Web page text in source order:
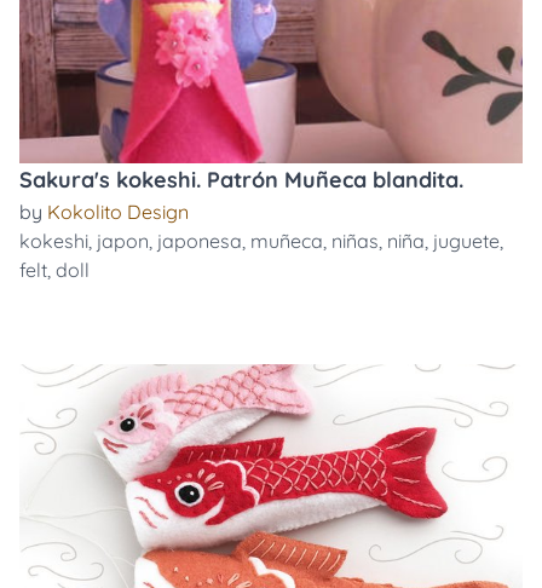
Sakura's kokeshi. Patrón Muñeca blandita.
by Kokolito Design
kokeshi, japon, japonesa, muñeca, niñas, niña, juguete,
felt, doll